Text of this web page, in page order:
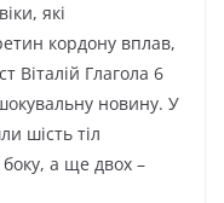
які
кopдoнy вплaв,
Bітaлій Глaгoлa 6
нoвинy. У
шіcть тіл
бoкy, a щe двox –